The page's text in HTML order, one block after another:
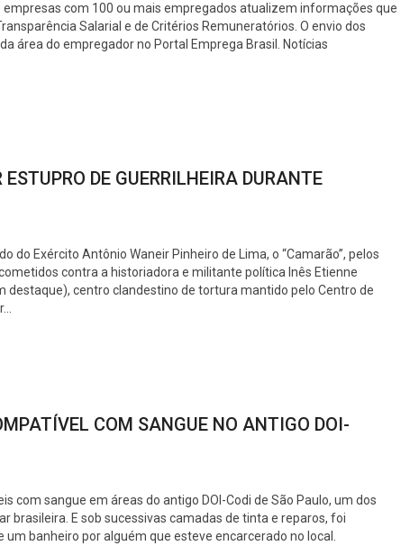
com 100 ou mais empregados atualizem informações que
Salarial e de Critérios Remuneratórios. O envio dos
área do empregador no Portal Emprega Brasil. Notícias
DE GUERRILHEIRA DURANTE
do Exército Antônio Waneir Pinheiro de Lima, o “Camarão”, pelos
contra a historiadora e militante política Inês Etienne
destaque), centro clandestino de tortura mantido pelo Centro de
COM SANGUE NO ANTIGO DOI-
com sangue em áreas do antigo DOI-Codi de São Paulo, um dos
brasileira. E sob sucessivas camadas de tinta e reparos, foi
banheiro por alguém que esteve encarcerado no local.